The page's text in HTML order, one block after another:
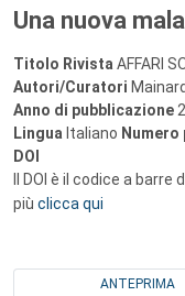
Una nuova
Titolo Rivista AFFARI
Autori/Curatori
Anno di pubblicazione
Lingua Italiano Numero
DOI
Il DOI è il codice a
più clicca qui
ANTEPRIMA